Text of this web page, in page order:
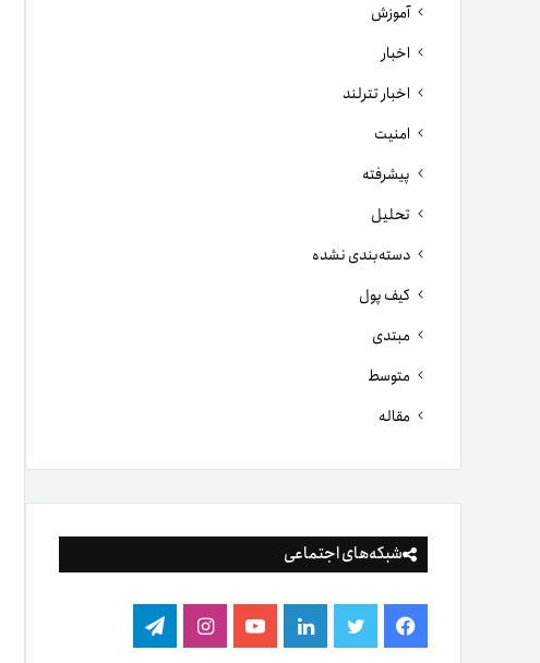
آموزش
اخبار
اخبار تترلند
امنیت
پیشرفته
تحلیل
دسته‌بندی نشده
کیف پول
مبتدی
متوسط
مقاله
شبکه‌های اجتماعی
فیس توییتر لینکدینیوتیوباینستاگرام
تلگرام